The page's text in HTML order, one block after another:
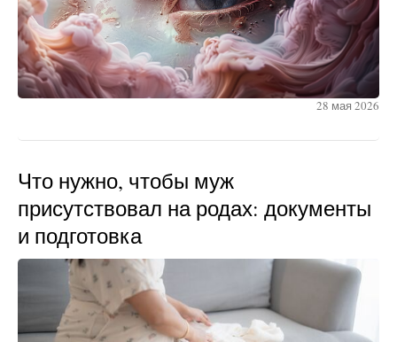
28 мая 2026
Что нужно, чтобы муж
присутствовал на родах: документы
и подготовка